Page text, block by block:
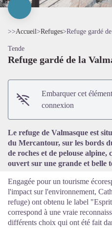
>>Accueil>Refuges>Refuge gardé
Tende
Refuge gardé de la
Embarquer cet
connexion
Le refuge de Valmasque est
du Mercantour, sur les bords
de roches et de pelouse alpine,
ouvert sur une grande et belle
Engagée pour un tourisme
l'impact sur l'environnement,
refuge) ont obtenu le label
correspond à une vraie
différents choix qui ont été fait